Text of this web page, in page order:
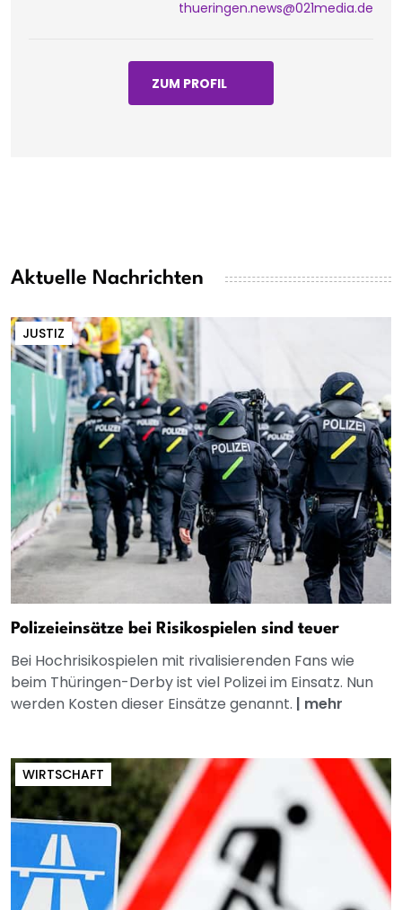
thueringen.news@021media.de
ZUM PROFIL
Aktuelle Nachrichten
JUSTIZ
Polizeieinsätze bei Risikospielen sind teuer
Bei Hochrisikospielen mit rivalisierenden Fans wie
beim Thüringen-Derby ist viel Polizei im Einsatz. Nun
werden Kosten dieser Einsätze genannt. | mehr
WIRTSCHAFT